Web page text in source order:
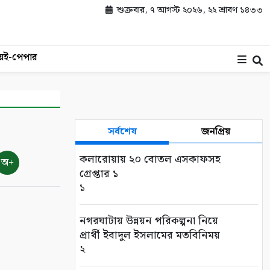
শুক্রবার, ৭ আগস্ট ২০২৬, ২২ শ্রাবণ ১৪৩৩
ই-পেপার
অ+
সর্বশেষ জনপ্রিয়
কলারোয়ায় ২০ বোতল এসকাফসহ
গ্রেপ্তার ১
১
নগরঘাটায় উন্নয়ন পরিকল্পনা নিয়ে
প্রার্থী ইবাদুল ইসলামের মতবিনিময়
২